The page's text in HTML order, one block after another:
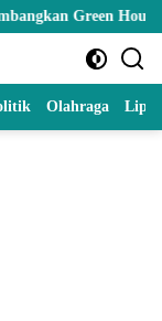
House Hidrofarm
Olahraga